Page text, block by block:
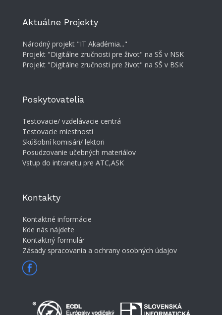
Aktuálne Projekty
Národný projekt "IT Akadémia..."
Projekt "Digitálne zručnosti pre život" na SŠ v NSK
Projekt "Digitálne zručnosti pre život" na SŠ v BSK
Poskytovatelia
Testovacie/ vzdelávacie centrá
Testovacie miestnosti
Skúšobní komisári/ lektori
Posudzovanie učebných materiálov
Vstup do intranetu pre ATC,ASK
Kontakty
Kontaktné informácie
Kde nás nájdete
Kontaktný formulár
Zásady spracovania a ochrany osobných údajov